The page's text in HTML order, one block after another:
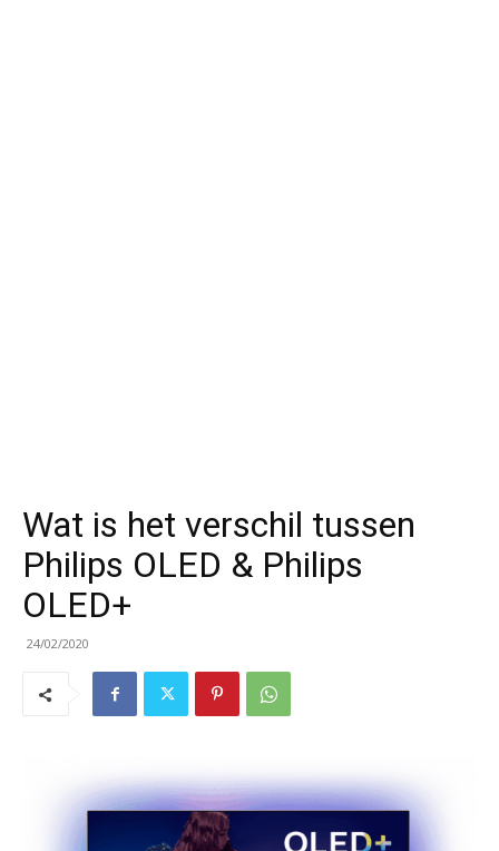
Wat is het verschil tussen
Philips OLED & Philips
OLED+
24/02/2020